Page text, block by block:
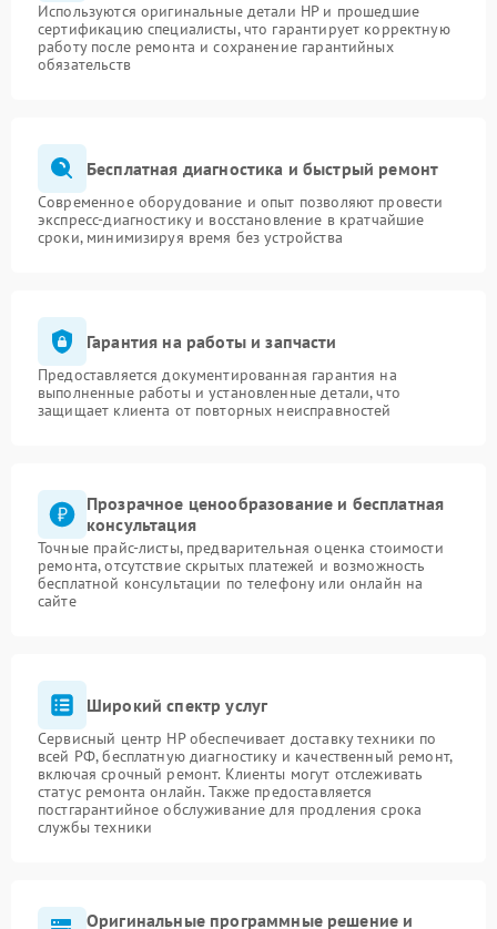
Используются оригинальные детали HP и прошедшие
сертификацию специалисты, что гарантирует корректную
работу после ремонта и сохранение гарантийных
обязательств
Бесплатная диагностика и быстрый ремонт
Современное оборудование и опыт позволяют провести
экспресс-диагностику и восстановление в кратчайшие
сроки, минимизируя время без устройства
Гарантия на работы и запчасти
Предоставляется документированная гарантия на
выполненные работы и установленные детали, что
защищает клиента от повторных неисправностей
Прозрачное ценообразование и бесплатная
консультация
Точные прайс-листы, предварительная оценка стоимости
ремонта, отсутствие скрытых платежей и возможность
бесплатной консультации по телефону или онлайн на
сайте
Широкий спектр услуг
Сервисный центр HP обеспечивает доставку техники по
всей РФ, бесплатную диагностику и качественный ремонт,
включая срочный ремонт. Клиенты могут отслеживать
статус ремонта онлайн. Также предоставляется
постгарантийное обслуживание для продления срока
службы техники
Оригинальные программные решение и